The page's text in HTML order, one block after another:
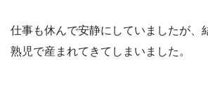
仕事も休んで安静にしていましたが、
熟児で産まれてきてしまいました。